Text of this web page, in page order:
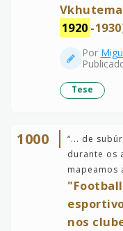
1920 -
Por
Tese
1000 “... de
durante os
mapeamos
nos